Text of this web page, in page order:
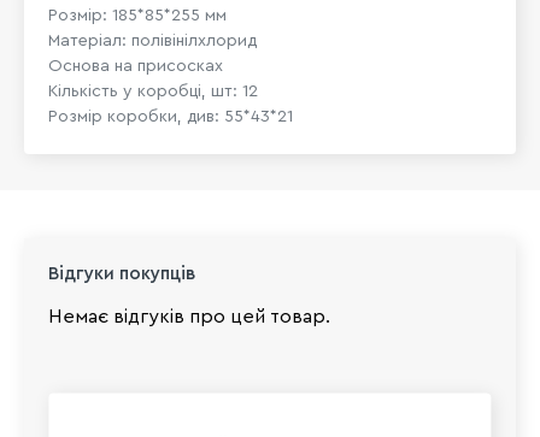
Розмір: 185*85*255 мм
Матеріал: полівінілхлорид
Основа на присосках
Кількість у коробці, шт: 12
Розмір коробки, див: 55*43*21
Відгуки покупців
Немає відгуків про цей товар.